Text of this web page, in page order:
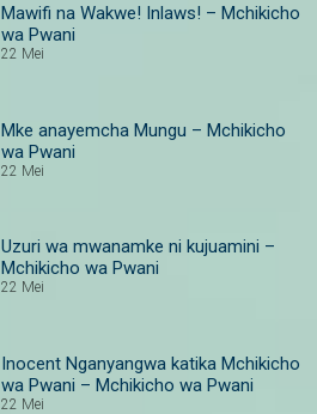
Mawifi na Wakwe! Inlaws! – Mchikicho
wa Pwani
22 Mei
Mke anayemcha Mungu – Mchikicho
wa Pwani
22 Mei
Uzuri wa mwanamke ni kujuamini –
Mchikicho wa Pwani
22 Mei
Inocent Nganyangwa katika Mchikicho
wa Pwani – Mchikicho wa Pwani
22 Mei